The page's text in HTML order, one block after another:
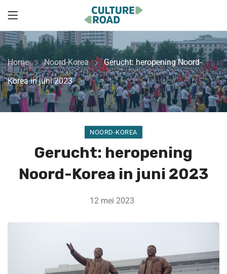
Home Noord-Korea
Gerucht: heropening Noord-
Korea in juni 2023
NOORD-KOREA
Gerucht: heropening
Noord-Korea in juni 2023
12 mei 2023